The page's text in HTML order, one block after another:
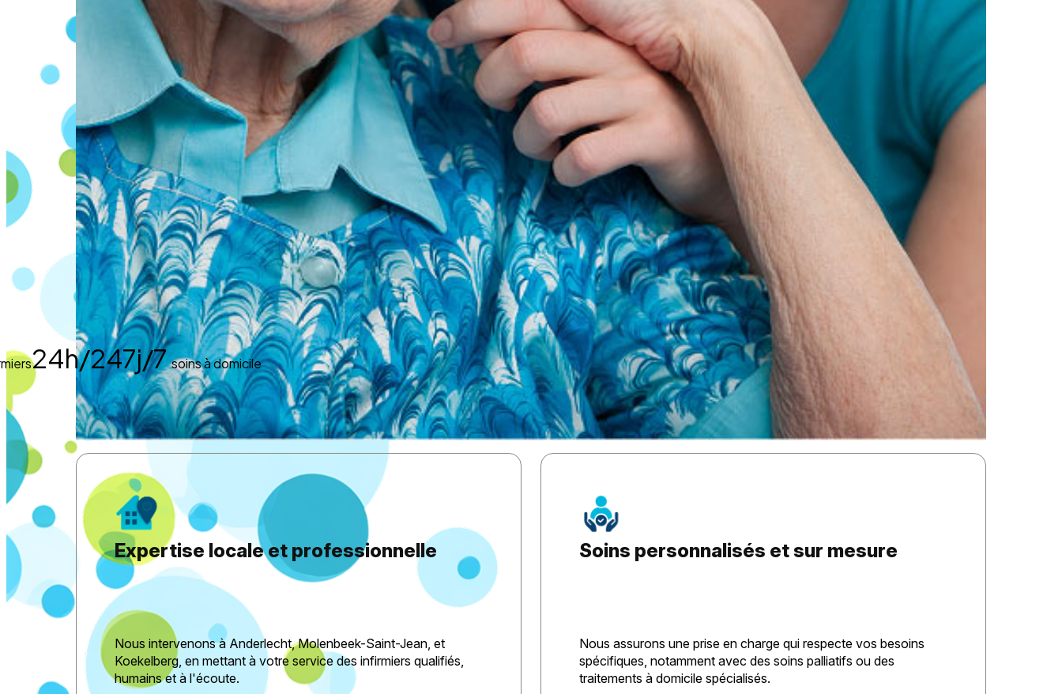
24h/247j/7soins à domicile
Expertise locale et professionnelle
Nous intervenons à Anderlecht, Molenbeek-Saint-Jean, et
Koekelberg, en mettant à votre service des infirmiers qualifiés,
humains et à l'écoute.
Soins personnalisés et sur mesure
Nous assurons une prise en charge qui respecte vos besoins
spécifiques, notamment avec des soins palliatifs ou des
traitements à domicile spécialisés.